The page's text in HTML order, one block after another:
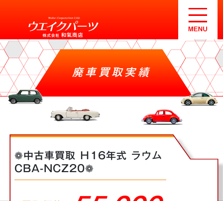
廃車買取実績
❁中古車買取 Ｈ16年式 ラウム
CBA-NCZ20❁